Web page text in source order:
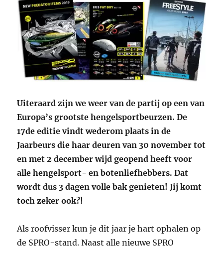
Uiteraard zijn we weer van de partij op een van
Europa’s grootste hengelsportbeurzen. De
17de editie vindt wederom plaats in de
Jaarbeurs die haar deuren van 30 november tot
en met 2 december wijd geopend heeft voor
alle hengelsport- en botenliefhebbers. Dat
wordt dus 3 dagen volle bak genieten! Jij komt
toch zeker ook?!
Als roofvisser kun je dit jaar je hart ophalen op
de SPRO-stand. Naast alle nieuwe SPRO